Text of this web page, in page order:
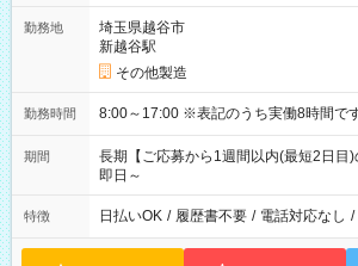
勤務地
埼玉県越谷市
新越谷駅
その他製造
勤務時間 8:00～17:00 ※表記のうち実働8時間で
期間
長期【ご応募から1週間以内(最短2日目)
即日～
特徴 日払いOK / 履歴書不要 / 電話対応なし /